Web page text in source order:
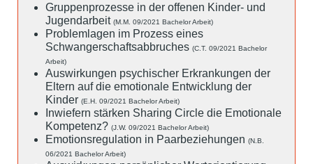
Gruppenprozesse in der offenen Kinder- und
Jugendarbeit (M.M. 09/2021 Bachelor Arbeit)
Problemlagen im Prozess eines
Schwangerschaftsabbruches (C.T. 09/2021 Bachelor
Arbeit)
Auswirkungen psychischer Erkrankungen der
Eltern auf die emotionale Entwicklung der
Kinder (E.H. 09/2021 Bachelor Arbeit)
Inwiefern stärken Sharing Circle die Emotionale
Kompetenz? (J.W. 09/2021 Bachelor Arbeit)
Emotionsregulation in Paarbeziehungen (N.B.
06/2021 Bachelor Arbeit)